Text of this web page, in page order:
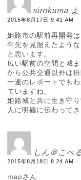
sirokuma
2015年8月17日 9:41 AM
姫路市の駅前再開発
年先を見据えたよう
と思います。
広い駅前の空間と城
から公共交通以外は
一連のレポートでも
ていますね。
姫路城と共に生き守
人に明確に伝わってき
しん＠こべ
2015年8月18日 8:24 AM
mapさん